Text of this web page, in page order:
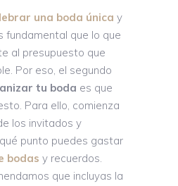
una boda única y
fundamental que lo que
al presupuesto que
Por eso, el segundo
tu boda es que
Para ello, comienza
los invitados y
punto puedes gastar
bodas y recuerdos.
que incluyas la